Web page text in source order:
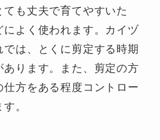
も丈夫で育てやすいた
よく使われます。カイヅ
では、とくに剪定する時期
あります。また、剪定の方
方をある程度コントロー
。